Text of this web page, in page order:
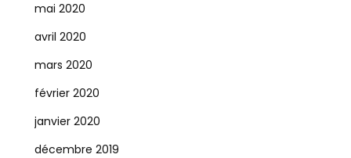
mai 2020
avril 2020
mars 2020
février 2020
janvier 2020
décembre 2019